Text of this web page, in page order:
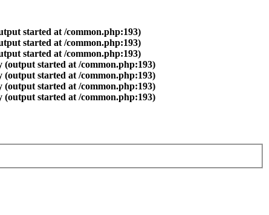
started at /common.php:193)
started at /common.php:193)
started at /common.php:193)
started at /common.php:193)
started at /common.php:193)
started at /common.php:193)
started at /common.php:193)